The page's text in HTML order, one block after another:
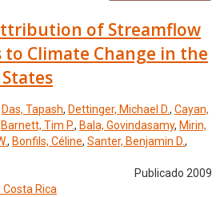
of Streamflow
to Climate Change in the
Das, Tapash, Dettinger, Michael D., Cayan,
Barnett, Tim P., Bala, Govindasamy, Mirin,
, Bonfils, Céline, Santer, Benjamin D.,
Publicado 2009
Rica